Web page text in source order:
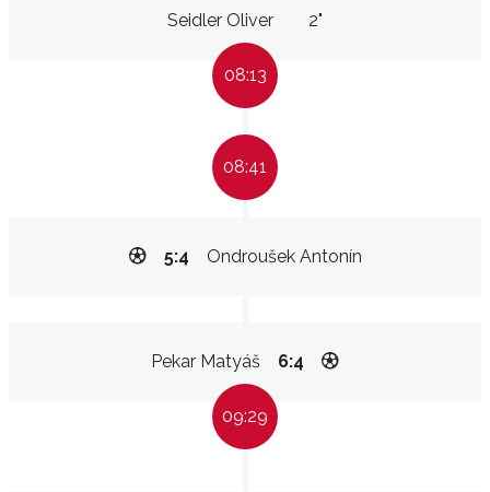
Seidler Oliver 2"
08:13
08:41
Ondroušek Antonín
5:4
Pekar Matyáš 6:4
09:29